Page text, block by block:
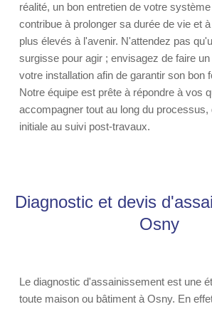
réalité, un bon entretien de votre
contribue à prolonger sa durée de vie et
plus élevés à l'avenir. N'attendez pas
surgisse pour agir ; envisagez de faire
votre installation afin de garantir son bon
Notre équipe est prête à répondre à vos
accompagner tout au long du processus,
initiale au suivi post-travaux.
Diagnostic et devis
Osny
Le diagnostic d'assainissement est une
toute maison ou bâtiment à Osny. En